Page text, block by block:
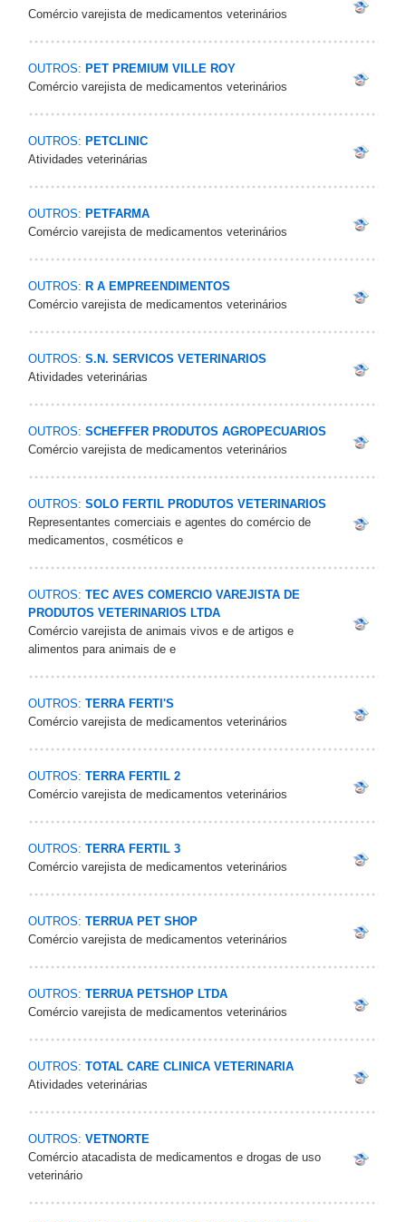
Comércio varejista de medicamentos veterinários
OUTROS: PET PREMIUM VILLE ROY
Comércio varejista de medicamentos veterinários
OUTROS: PETCLINIC
Atividades veterinárias
OUTROS: PETFARMA
Comércio varejista de medicamentos veterinários
OUTROS: R A EMPREENDIMENTOS
Comércio varejista de medicamentos veterinários
OUTROS: S.N. SERVICOS VETERINARIOS
Atividades veterinárias
OUTROS: SCHEFFER PRODUTOS AGROPECUARIOS
Comércio varejista de medicamentos veterinários
OUTROS: SOLO FERTIL PRODUTOS VETERINARIOS
Representantes comerciais e agentes do comércio de
medicamentos, cosméticos e
OUTROS: TEC AVES COMERCIO VAREJISTA DE
PRODUTOS VETERINARIOS LTDA
Comércio varejista de animais vivos e de artigos e
alimentos para animais de e
OUTROS: TERRA FERTI'S
Comércio varejista de medicamentos veterinários
OUTROS: TERRA FERTIL 2
Comércio varejista de medicamentos veterinários
OUTROS: TERRA FERTIL 3
Comércio varejista de medicamentos veterinários
OUTROS: TERRUA PET SHOP
Comércio varejista de medicamentos veterinários
OUTROS: TERRUA PETSHOP LTDA
Comércio varejista de medicamentos veterinários
OUTROS: TOTAL CARE CLINICA VETERINARIA
Atividades veterinárias
OUTROS: VETNORTE
Comércio atacadista de medicamentos e drogas de uso
veterinário